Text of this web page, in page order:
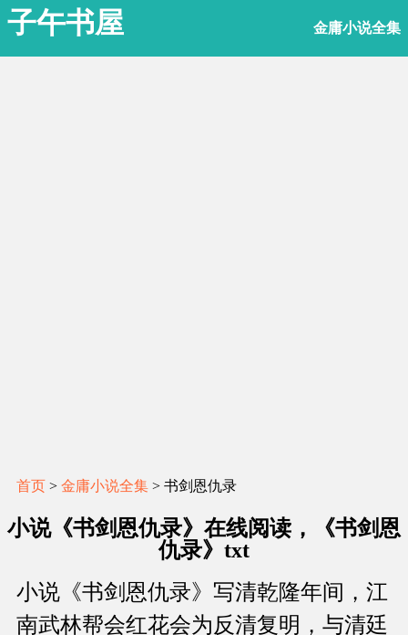
子午书屋 金庸小说全集
首页 > 金庸小说全集 > 书剑恩仇录
小说《书剑恩仇录》在线阅读，《书剑恩
仇录》txt
小说《书剑恩仇录》写清乾隆年间，江
南武林帮会红花会为反清复明，与清廷